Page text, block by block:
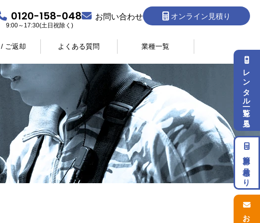
0120-158-048
9:00～17:30(土日祝除く)
お問い合わせ オンライン見積り
ご返却 よくある質問 業種一覧
レンタル一覧を見る
簡単お見積もり